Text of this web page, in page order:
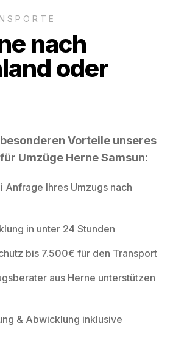
nach
oder
Vorteile unseres
Umzüge Herne Samsun:
Anfrage Ihres Umzugs nach
in unter 24 Stunden
bis 7.500€ für den Transport
aus Herne unterstützen
& Abwicklung inklusive